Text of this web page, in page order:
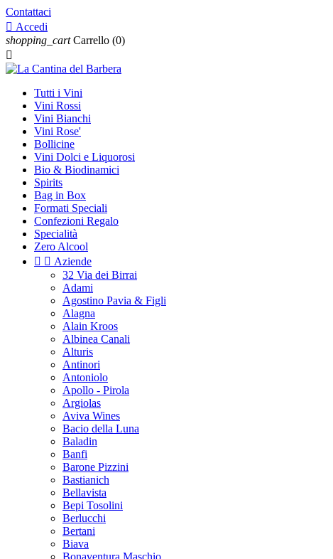
Contattaci
 Accedi
shopping_cart Carrello (0)

Tutti i Vini
Vini Rossi
Vini Bianchi
Vini Rose'
Bollicine
Vini Dolci e Liquorosi
Bio & Biodinamici
Spirits
Bag in Box
Formati Speciali
Confezioni Regalo
Specialità
Zero Alcool
  Aziende
32 Via dei Birrai
Adami
Agostino Pavia & Figli
Alagna
Alain Kroos
Albinea Canali
Alturis
Antinori
Antoniolo
Apollo - Pirola
Argiolas
Aviva Wines
Bacio della Luna
Baladin
Banfi
Barone Pizzini
Bastianich
Bellavista
Bepi Tosolini
Berlucchi
Bertani
Biava
Bonaventura Maschio